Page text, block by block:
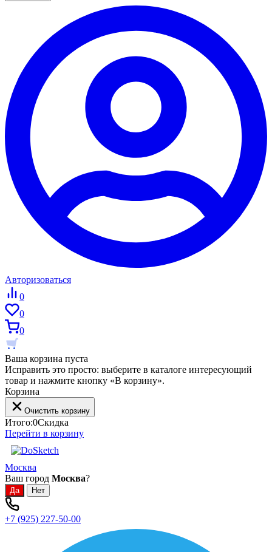
Авторизоваться
0
0
0
Ваша корзина пуста
Исправить это просто: выберите в каталоге интересующий
товар и нажмите кнопку «В корзину».
Корзина
Очистить корзину
Итого:0Скидка
Перейти в корзину
Москва
Ваш город Москва?
+7 (925) 227-50-00